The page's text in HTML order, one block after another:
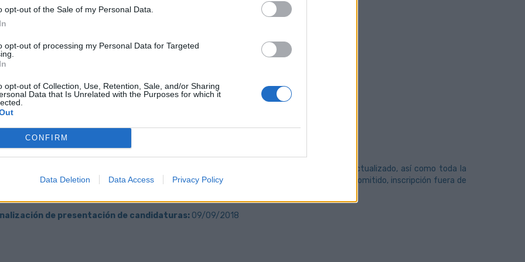
opt-out of the Sale of my Personal Data.
opt-out of processing my Personal Data for Targeted
opt-out of Collection, Use, Retention, Sale, and/or Sharing
Data that Is Unrelated with the Purposes for which it
CONFIRM
Data Deletion Data Access Privacy Policy
específica en Contratación Pública.
sobre Responsabilidad Social Corporativa.
indefinido.
convenio (Grupo II – Mandos intermedios y técnicos: 34.153,95 € brutos anuales).
profesional y excelente ambiente de trabajo.
participar en el proceso selectivo, los/as aspirantes habrán de remitir curriculum vitae actualizado, así como toda la
que estimen de interés para la valoración de su candidatura, a la dirección de e-mail: (omitido, inscripción fuera de
de presentación de candidaturas:09/09/2018